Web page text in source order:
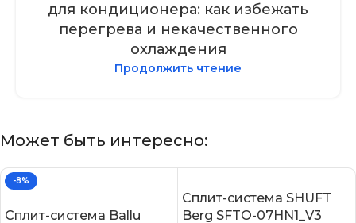
для кондиционера: как избежать
перегрева и некачественного
охлаждения
Продолжить чтение
Может быть интересно:
-8%
Сплит-система Ballu
Сплит-система SHUFT
Berg SFTO-07HN1_V3